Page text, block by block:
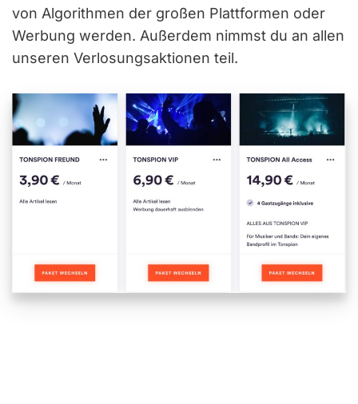
von Algorithmen der großen Plattformen oder
Werbung werden. Außerdem nimmst du an allen
unseren Verlosungsaktionen teil.